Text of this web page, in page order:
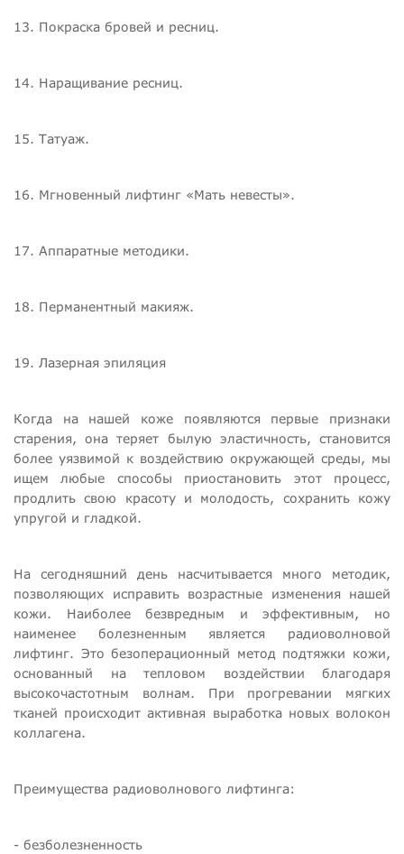
13. Покраска бровей и ресниц.
14. Наращивание ресниц.
15. Татуаж.
16. Мгновенный лифтинг «Мать невесты».
17. Аппаратные методики.
18. Перманентный макияж.
19. Лазерная эпиляция
Когда на нашей коже появляются первые признаки
старения, она теряет былую эластичность, становится
более уязвимой к воздействию окружающей среды, мы
ищем любые способы приостановить этот процесс,
продлить свою красоту и молодость, сохранить кожу
упругой и гладкой.
На сегодняшний день насчитывается много методик,
позволяющих исправить возрастные изменения нашей
кожи. Наиболее безвредным и эффективным, но
наименее болезненным является радиоволновой
лифтинг. Это безоперационный метод подтяжки кожи,
основанный на тепловом воздействии благодаря
высокочастотным волнам. При прогревании мягких
тканей происходит активная выработка новых волокон
коллагена.
Преимущества радиоволнового лифтинга:
- безболезненность